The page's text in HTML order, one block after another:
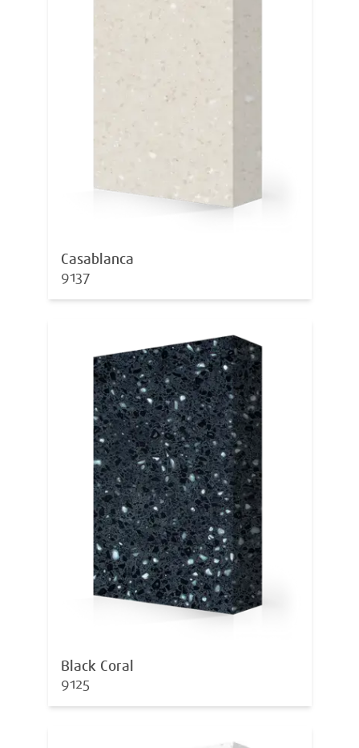
Casablanca
9137
Black Coral
9125